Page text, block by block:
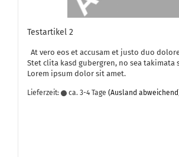
Te­st­ar­ti­kel 2
At vero eos et ac­cu­sam et justo duo
Stet clita kasd gu­ber­gren, no sea ta­ki­ma­ta
Lorem ipsum dolor sit amet.
Lieferzeit: ca. 3-4 Tage (Ausland